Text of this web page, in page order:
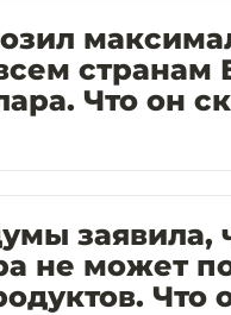
странам
Что он
заявила,
не может
Что